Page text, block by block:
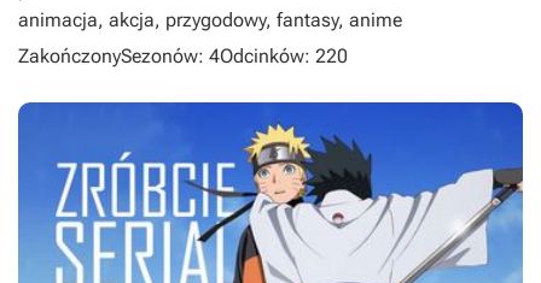
animacja, akcja, przygodowy, fantasy, anime
ZakończonySezonów: 4Odcinków: 220